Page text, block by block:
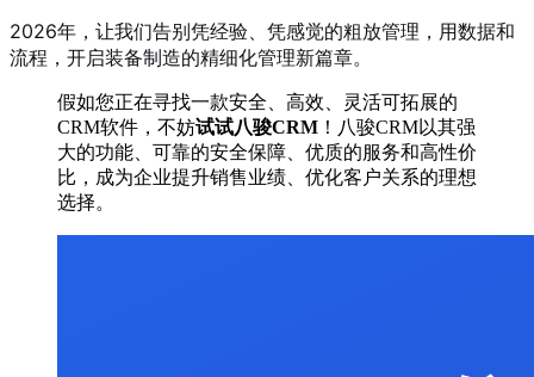
2026年，让我们告别凭经验、凭感觉的粗放管理，用数据和
流程，开启装备制造的精细化管理新篇章。
假如您正在寻找一款安全、高效、灵活可拓展的
CRM软件，不妨试试八骏CRM ！八骏CRM以其强
大的功能、可靠的安全保障、优质的服务和高性价
比，成为企业提升销售业绩、优化客户关系的理想
选择。